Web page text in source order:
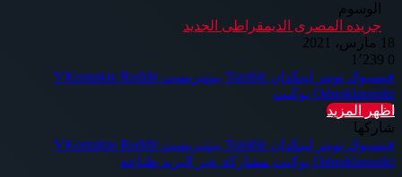
الوسوم
جريده المصرى الديمقراطى الجديد
18 مارس، 2021
0
فيسبوك تويتر لينكدإن بينتيريست
Odnoklassniki بوكيت
اظهر المزيد
شاركها
فيسبوك تويتر لينكدإن بينتيريست
Odnoklassniki بوكيت مشاركة عبر البريد طباعة